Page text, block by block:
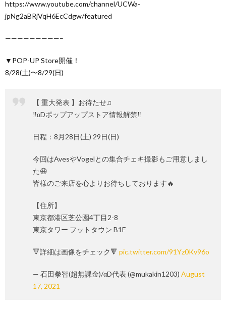
https://www.youtube.com/channel/UCWa-
jpNg2aBRjVqH6EcCdgw/featured
—————————–
▼POP-UP Store開催！
8/28(土)〜8/29(日)
【 重大発表 】お待たせ♫
‼️αDポップアップストア情報解禁‼️
日程：8月28日(土) 29日(日)
今回はAvesやVogelとの集合チェキ撮影もご用意しまし
た😆
皆様のご来店を心よりお待ちしております🔥
【住所】
東京都港区芝公園4丁目2-8
東京タワー フットタウン B1F
🔻詳細は画像をチェック🔻 pic.twitter.com/91Yz0Kv96o
— 石田拳智(超無課金)/αD代表 (@mukakin1203) August
17, 2021